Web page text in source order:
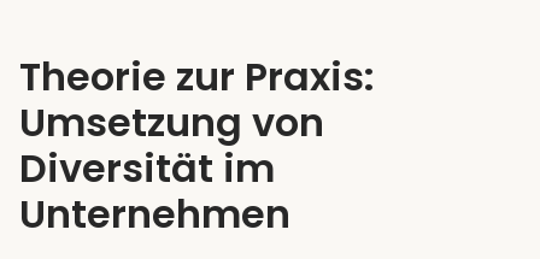
Theorie zur Praxis:
Umsetzung von
Diversität im
Unternehmen